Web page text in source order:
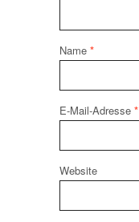
Name *
E-Mail-Adresse *
Website